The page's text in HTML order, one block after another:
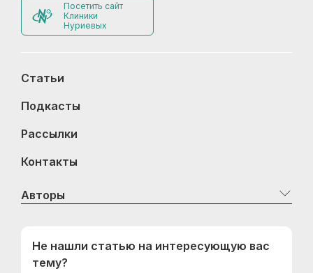
Посетить сайт
Клиники
Нуриевых
Статьи
Подкасты
Рассылки
Контакты
Авторы
Не нашли статью на интересующую вас
тему?